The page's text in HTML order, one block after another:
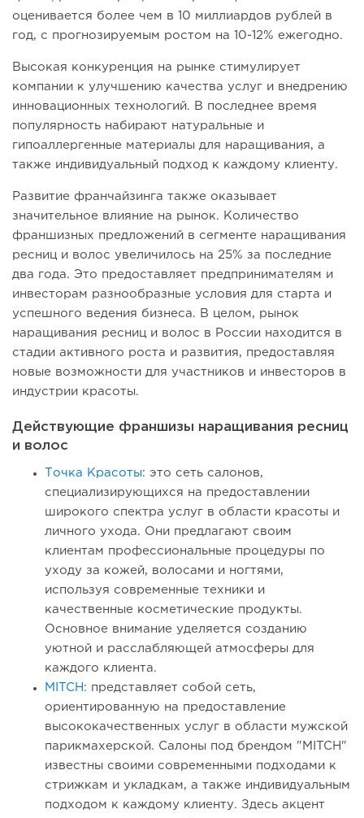
оценивается более чем в 10 миллиардов рублей в
год, с прогнозируемым ростом на 10-12% ежегодно.
Высокая конкуренция на рынке стимулирует
компании к улучшению качества услуг и внедрению
инновационных технологий. В последнее время
популярность набирают натуральные и
гипоаллергенные материалы для наращивания, а
также индивидуальный подход к каждому клиенту.
Развитие франчайзинга также оказывает
значительное влияние на рынок. Количество
франшизных предложений в сегменте наращивания
ресниц и волос увеличилось на 25% за последние
два года. Это предоставляет предпринимателям и
инвесторам разнообразные условия для старта и
успешного ведения бизнеса. В целом, рынок
наращивания ресниц и волос в России находится в
стадии активного роста и развития, предоставляя
новые возможности для участников и инвесторов в
индустрии красоты.
Действующие франшизы наращивания ресниц
и волос
Точка Красоты: это сеть салонов,
специализирующихся на предоставлении
широкого спектра услуг в области красоты и
личного ухода. Они предлагают своим
клиентам профессиональные процедуры по
уходу за кожей, волосами и ногтями,
используя современные техники и
качественные косметические продукты.
Основное внимание уделяется созданию
уютной и расслабляющей атмосферы для
каждого клиента.
MITCH : представляет собой сеть,
ориентированную на предоставление
высококачественных услуг в области мужской
парикмахерской. Салоны под брендом "MITCH"
известны своими современными подходами к
стрижкам и укладкам, а также индивидуальным
подходом к каждому клиенту. Здесь акцент